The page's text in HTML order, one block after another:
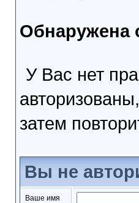
Обнаружена
У Вас нет
затем
Вы не
Ваше имя